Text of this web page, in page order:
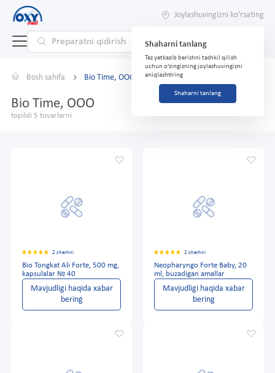
Joylashuvingizni ko'rsating
Shaharni tanlang
Tez yetkazib berishni tashkil qilish
uchun o'zingizning joylashuvingizni
aniqlashtiring
Shaharni tanlang
Bosh sahifa Bio Time, OOO
Bio Time, OOO
topildi 5 tovarlarni
2 sharhni
Bio Tongkat Ali Forte, 500 mg,
kapsulalar № 40
Mavjudligi haqida xabar
bering
2 sharhni
Neopharyngo Forte Baby, 20
ml, buzadigan amallar
Mavjudligi haqida xabar
bering